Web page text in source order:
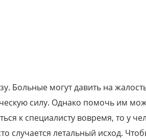
Больные могут давить на
силу. Однако помочь им
к специалисту вовремя, то у
случается летальный исход.